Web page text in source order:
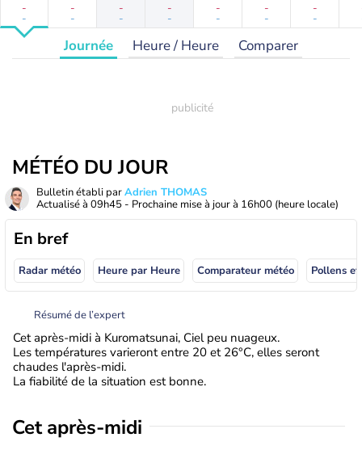
-
-
-
-
-
-
-
-
-
-
-
-
-
-
Journée Heure / Heure Comparer
MÉTÉO DU JOUR
Bulletin établi parAdrien THOMAS
Actualisé à 09h45 - Prochaine mise à jour à 16h00 (heure locale)
En bref
Radar météo Heure par Heure Comparateur météo Pollens
Résumé de l’expert
Cet après-midi à Kuromatsunai, Ciel peu nuageux.
Les températures varieront entre 20 et 26°C, elles seront
chaudes l'après-midi.
La fiabilité de la situation est bonne.
Cet après-midi